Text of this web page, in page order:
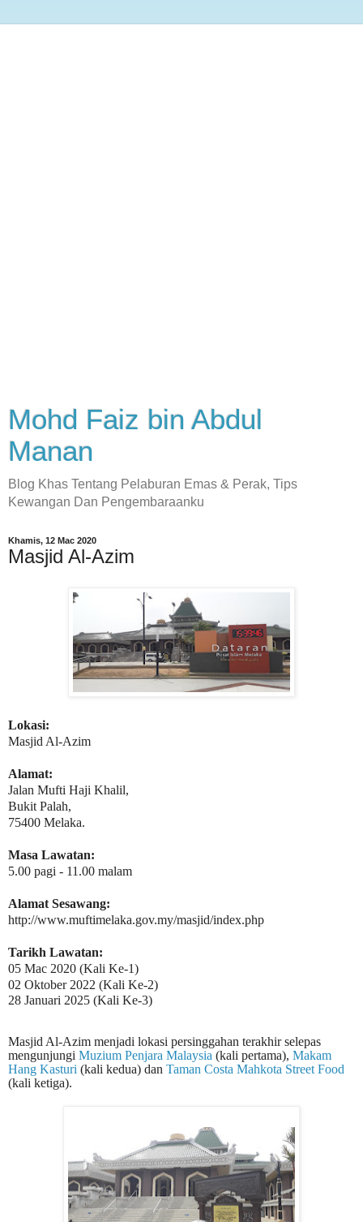
Mohd Faiz bin Abdul
Manan
Blog Khas Tentang Pelaburan Emas & Perak, Tips
Kewangan Dan Pengembaraanku
Khamis, 12 Mac 2020
Masjid Al-Azim
Lokasi:
Masjid Al-Azim
Alamat:
Jalan Mufti Haji Khalil,
Bukit Palah,
75400 Melaka.
Masa Lawatan:
5.00 pagi - 11.00 malam
Alamat Sesawang:
http://www.muftimelaka.gov.my/masjid/index.php
Tarikh Lawatan:
05 Mac 2020 (Kali Ke-1)
02 Oktober 2022 (Kali Ke-2)
28 Januari 2025 (Kali Ke-3)
Masjid Al-Azim menjadi lokasi persinggahan terakhir selepas
mengunjungi Muzium Penjara Malaysia (kali pertama), Makam
Hang Kasturi (kali kedua) dan Taman Costa Mahkota Street Food
(kali ketiga).